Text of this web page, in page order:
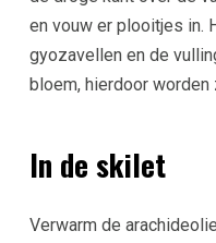
en vouw er plooitjes in.
gyozavellen en de
bloem, hierdoor worden
In de skilet
Verwarm de